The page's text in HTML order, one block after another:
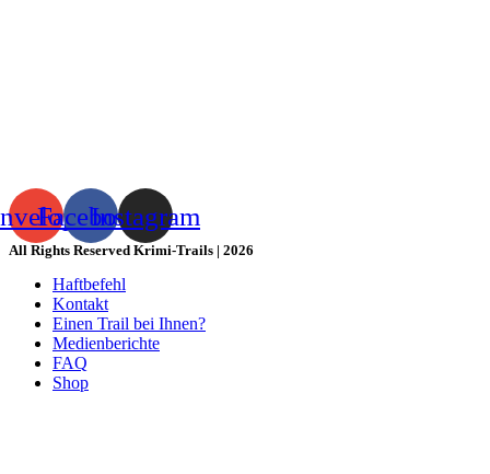
FacebookInstagram
All Rights Reserved Krimi-Trails | 2026
Haftbefehl
Kontakt
Einen Trail bei Ihnen?
Medienberichte
FAQ
Shop